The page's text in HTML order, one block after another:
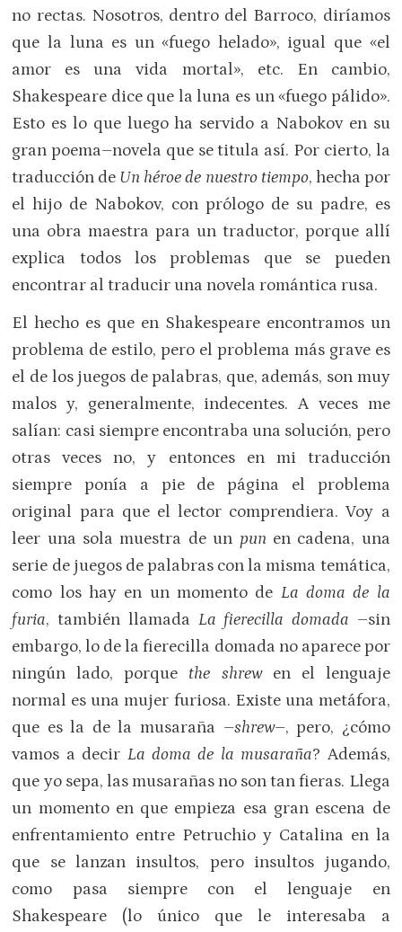
no rectas. Nosotros, dentro del Barroco, diríamos
que la luna es un «fuego helado», igual que «el
amor es una vida mortal», etc. En cambio,
Shakespeare dice que la luna es un «fuego pálido».
Esto es lo que luego ha servido a Nabokov en su
gran poema–novela que se titula así. Por cierto, la
traducción de Un héroe de nuestro tiempo, hecha por
el hijo de Nabokov, con prólogo de su padre, es
una obra maestra para un traductor, porque allí
explica todos los problemas que se pueden
encontrar al traducir una novela romántica rusa.
El hecho es que en Shakespeare encontramos un
problema de estilo, pero el problema más grave es
el de los juegos de palabras, que, además, son muy
malos y, generalmente, indecentes. A veces me
salían: casi siempre encontraba una solución, pero
otras veces no, y entonces en mi traducción
siempre ponía a pie de página el problema
original para que el lector comprendiera. Voy a
leer una sola muestra de un pun en cadena, una
serie de juegos de palabras con la misma temática,
como los hay en un momento de La doma de la
furia, también llamada La fierecilla domada –sin
embargo, lo de la fierecilla domada no aparece por
ningún lado, porque the shrewen el lenguaje
normal es una mujer furiosa. Existe una metáfora,
que es la de la musaraña –shrew–, pero, ¿cómo
vamos a decir La doma de la musaraña? Además,
que yo sepa, las musarañas no son tan fieras. Llega
un momento en que empieza esa gran escena de
enfrentamiento entre Petruchio y Catalina en la
que se lanzan insultos, pero insultos jugando,
como pasa siempre con el lenguaje en
Shakespeare (lo único que le interesaba a